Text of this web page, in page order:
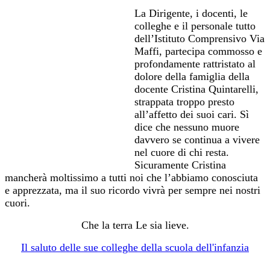
La Dirigente, i docenti, le
colleghe e il personale tutto
dell’Istituto Comprensivo Via
Maffi, partecipa commosso e
profondamente rattristato al
dolore della famiglia della
docente Cristina Quintarelli,
strappata troppo presto
all’affetto dei suoi cari. Sì
dice che nessuno muore
davvero se continua a vivere
nel cuore di chi resta.
Sicuramente Cristina
mancherà moltissimo a tutti noi che l’abbiamo conosciuta
e apprezzata, ma il suo ricordo vivrà per sempre nei nostri
cuori.
Che la terra Le sia lieve.
Il saluto delle sue colleghe della scuola dell'infanzia